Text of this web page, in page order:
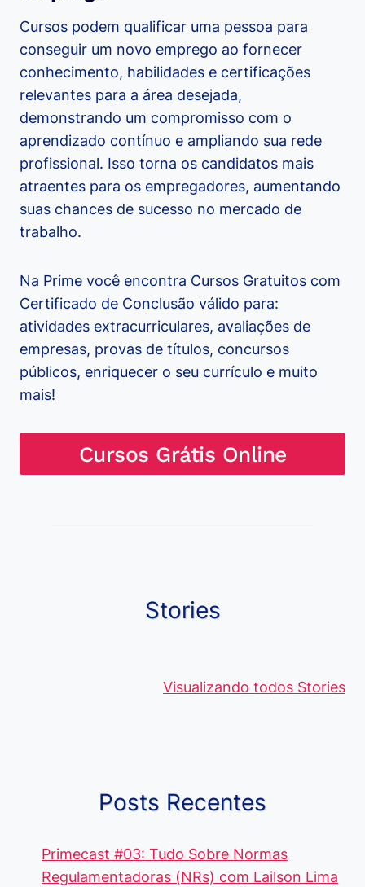
Cursos podem qualificar uma pessoa para
conseguir um novo emprego ao fornecer
conhecimento, habilidades e certificações
relevantes para a área desejada,
demonstrando um compromisso com o
aprendizado contínuo e ampliando sua rede
profissional. Isso torna os candidatos mais
atraentes para os empregadores, aumentando
suas chances de sucesso no mercado de
trabalho.
Na Prime você encontra Cursos Gratuitos com
Certificado de Conclusão válido para:
atividades extracurriculares, avaliações de
empresas, provas de títulos, concursos
públicos, enriquecer o seu currículo e muito
mais!
Cursos Grátis Online
Stories
Visualizando todos Stories
de 5 Centavos
Curso de
Posts Recentes
Primecast #03: Tudo Sobre Normas
Regulamentadoras (NRs) com Lailson Lima